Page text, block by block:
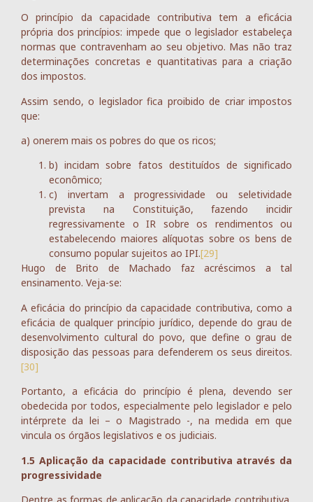
O princípio da capacidade contributiva tem a eficácia
própria dos princípios: impede que o legislador estabeleça
normas que contravenham ao seu objetivo. Mas não traz
determinações concretas e quantitativas para a criação
dos impostos.
Assim sendo, o legislador fica proibido de criar impostos
que:
a) onerem mais os pobres do que os ricos;
b) incidam sobre fatos destituídos de significado
econômico;
c) invertam a progressividade ou seletividade
prevista na Constituição, fazendo incidir
regressivamente o IR sobre os rendimentos ou
estabelecendo maiores alíquotas sobre os bens de
consumo popular sujeitos ao IPI.[29]
Hugo de Brito de Machado faz acréscimos a tal
ensinamento. Veja-se:
A eficácia do princípio da capacidade contributiva, como a
eficácia de qualquer princípio jurídico, depende do grau de
desenvolvimento cultural do povo, que define o grau de
disposição das pessoas para defenderem os seus direitos.
[30]
Portanto, a eficácia do princípio é plena, devendo ser
obedecida por todos, especialmente pelo legislador e pelo
intérprete da lei – o Magistrado -, na medida em que
vincula os órgãos legislativos e os judiciais.
1.5 Aplicação da capacidade contributiva através da
progressividade